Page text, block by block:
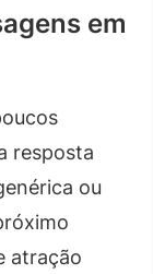
em
resposta
ou
atração